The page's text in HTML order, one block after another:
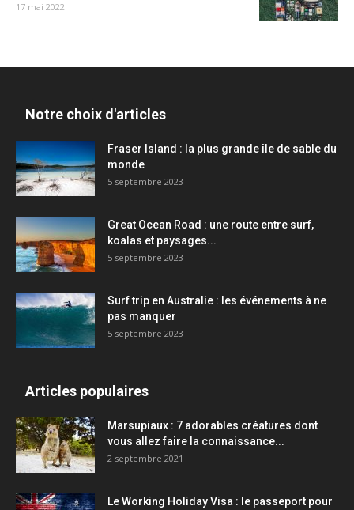
17 mai 2022
Notre choix d'articles
Fraser Island : la plus grande île de sable du
monde
5 septembre 2023
Great Ocean Road : une route entre surf,
koalas et paysages...
5 septembre 2023
Surf trip en Australie : les événements à ne
pas manquer
5 septembre 2023
Articles populaires
Marsupiaux : 7 adorables créatures dont
vous allez faire la connaissance...
2 septembre 2021
Le Working Holiday Visa : le passeport pour